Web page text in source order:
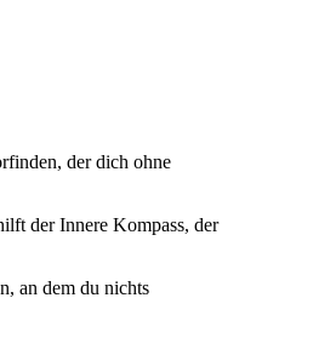
der dich ohne
der Innere Kompass, der
an dem du nichts